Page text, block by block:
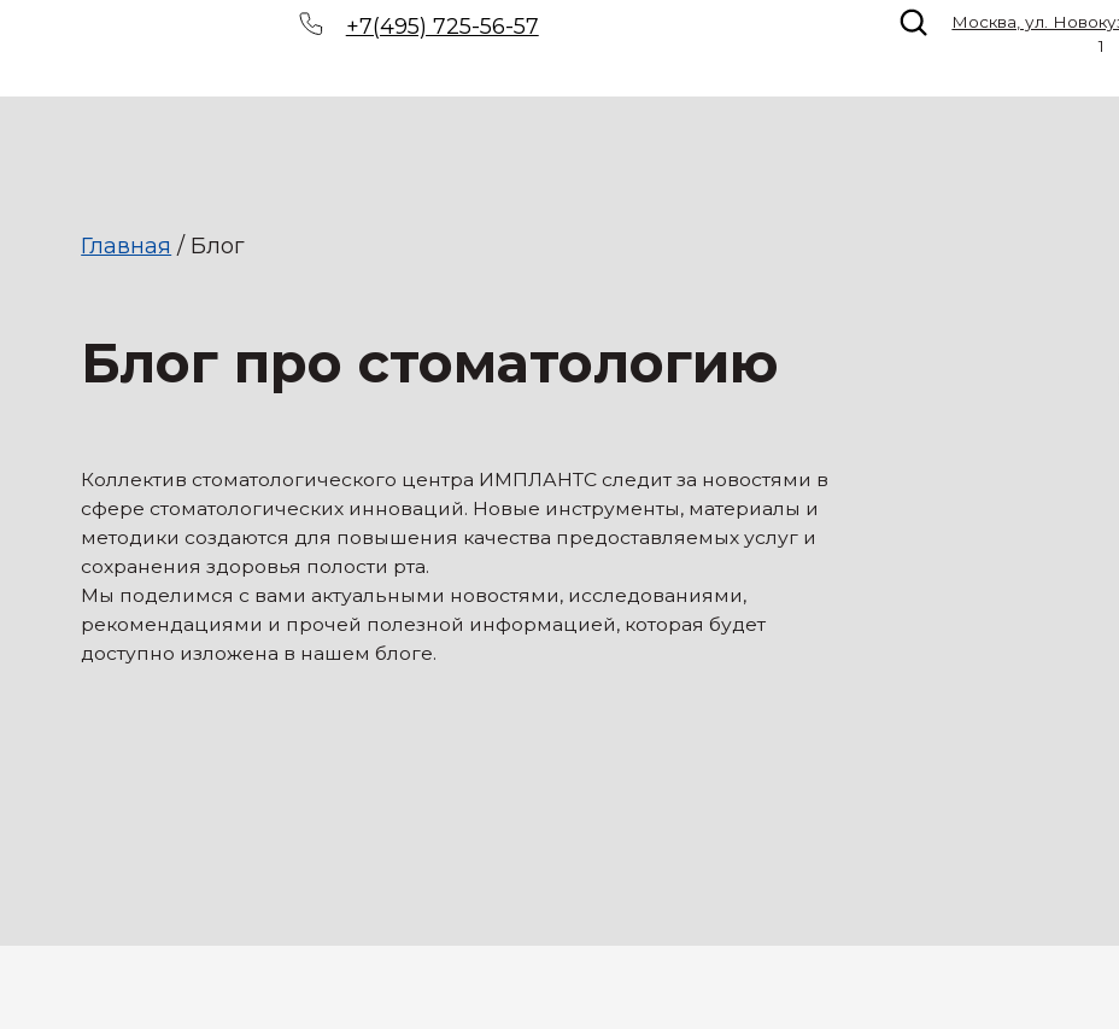
Москва, ул. Новокузнецкая, д. 33, с.
+7(495) 725-56-57
методики создаются для повышения качества предоставляемых услуг и
сохранения здоровья полости рта.
Мы поделимся с вами актуальными новостями, исследованиями,
доступно изложена в нашем блоге.